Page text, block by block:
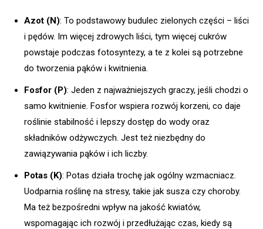
Azot (N): To podstawowy budulec zielonych części – liści
i pędów. Im więcej zdrowych liści, tym więcej cukrów
powstaje podczas fotosyntezy, a te z kolei są potrzebne
do tworzenia pąków i kwitnienia.
Fosfor (P): Jeden z najważniejszych graczy, jeśli chodzi o
samo kwitnienie. Fosfor wspiera rozwój korzeni, co daje
roślinie stabilność i lepszy dostęp do wody oraz
składników odżywczych. Jest też niezbędny do
zawiązywania pąków i ich liczby.
Potas (K): Potas działa trochę jak ogólny wzmacniacz.
Uodparnia roślinę na stresy, takie jak susza czy choroby.
Ma też bezpośredni wpływ na jakość kwiatów,
wspomagając ich rozwój i przedłużając czas, kiedy są